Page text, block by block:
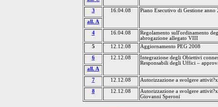
3 16.04.08 Piano Esecutivo di Gestione
all. A
4 16.04.08
Regolamento sull'ordinamento
abrogazione allegato VIII
5
12.12.08 Aggiornamento PEG 2008
6 12.12.08
Integrazione degli Obiettivi
Responsabili degli Uffici –
all. A
7 12.12.08 Autorizzazione a svolgere
8 12.12.08
Autorizzazione a svolgere
Giovanni Speroni